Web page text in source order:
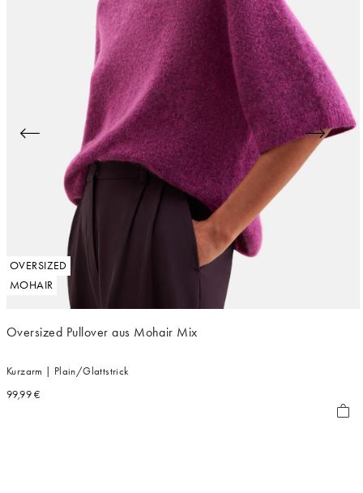
OVERSIZED
MOHAIR
Oversized Pullover aus Mohair Mix
Kurzarm | Plain/Glattstrick
99,99 €